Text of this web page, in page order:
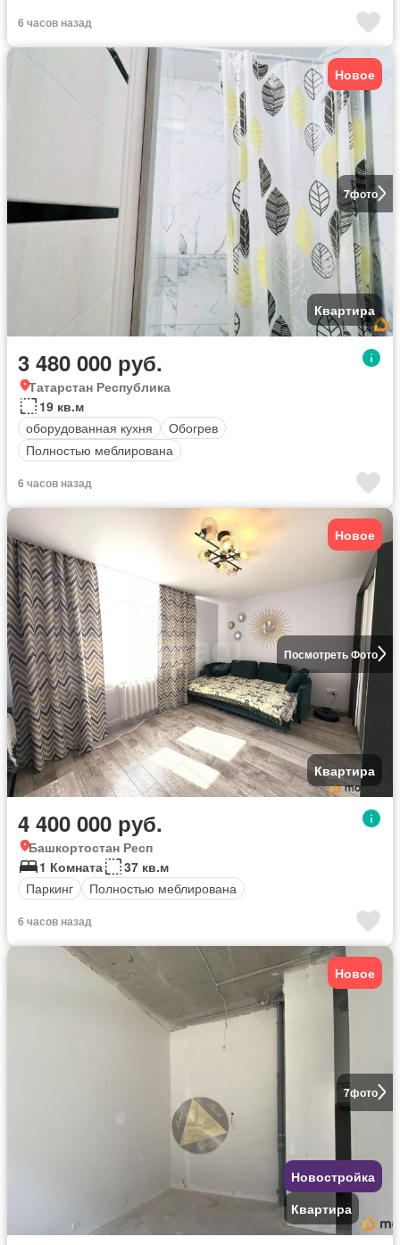
6 часов назад
7фото
Новое
Квартира
3 480 000 руб.
Татарстан Республика
19 кв.м
оборудованная кухня
Обогрев
Полностью меблирована
6 часов назад
Посмотреть Фото
Новое
Квартира
4 400 000 руб.
Башкортостан Респ
1 Комната
37 кв.м
Паркинг
Полностью меблирована
6 часов назад
7фото
Новое
Новостройка
Квартира